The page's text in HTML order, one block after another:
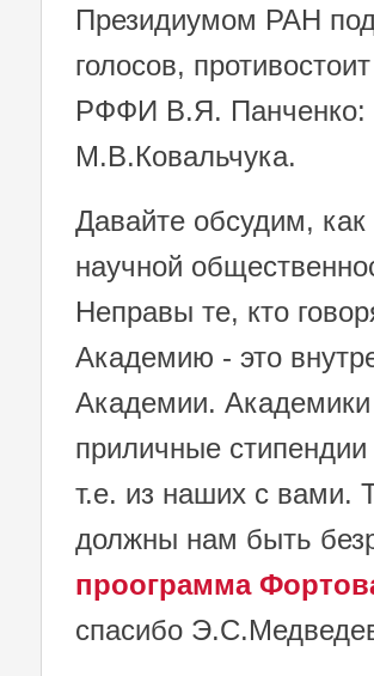
Президиумом РАН
голосов,
РФФИ В.Я. Панченко:
М.В.Ковальчука.
Давайте обсудим,
научной
Неправы те, кто
Академию - это
Академии.
приличные
т.е. из наших с вами.
должны нам быть
проограмма
спасибо